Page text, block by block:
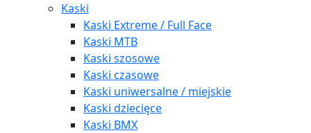
Kaski
Kaski Extreme / Full Face
Kaski MTB
Kaski szosowe
Kaski czasowe
Kaski uniwersalne / miejskie
Kaski dziecięce
Kaski BMX